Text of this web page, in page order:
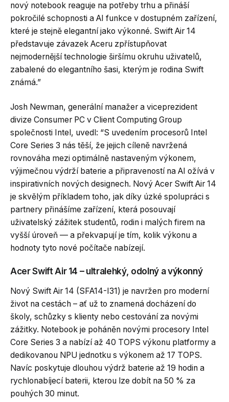
nový notebook reaguje na potřeby trhu a přináší
pokročilé schopnosti a AI funkce v dostupném zařízení,
které je stejně elegantní jako výkonné. Swift Air 14
představuje závazek Aceru zpřístupňovat
nejmodernější technologie širšímu okruhu uživatelů,
zabalené do elegantního šasi, kterým je rodina Swift
známá.”
Josh Newman, generální manažer a viceprezident
divize Consumer PC v Client Computing Group
společnosti Intel, uvedl: “S uvedením procesorů Intel
Core Series 3 nás těší, že jejich cíleně navržená
rovnováha mezi optimálně nastaveným výkonem,
výjimečnou výdrží baterie a připraveností na AI ožívá v
inspirativních nových designech. Nový Acer Swift Air 14
je skvělým příkladem toho, jak díky úzké spolupráci s
partnery přinášíme zařízení, která posouvají
uživatelský zážitek studentů, rodin i malých firem na
vyšší úroveň — a překvapují je tím, kolik výkonu a
hodnoty tyto nové počítače nabízejí.
Acer Swift Air 14 – ultralehký, odolný a výkonný
Nový Swift Air 14 (SFA14-I31) je navržen pro moderní
život na cestách – ať už to znamená docházení do
školy, schůzky s klienty nebo cestování za novými
zážitky. Notebook je poháněn novými procesory Intel
Core Series 3 a nabízí až 40 TOPS výkonu platformy a
dedikovanou NPU jednotku s výkonem až 17 TOPS.
Navíc poskytuje dlouhou výdrž baterie až 19 hodin a
rychlonabíjecí baterii, kterou lze dobít na 50 % za
pouhých 30 minut.